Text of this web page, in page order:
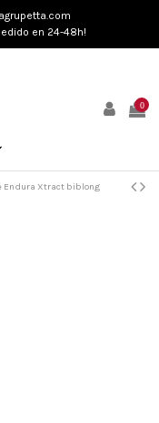
en 24-48h!
0
Endura Xtract biblong